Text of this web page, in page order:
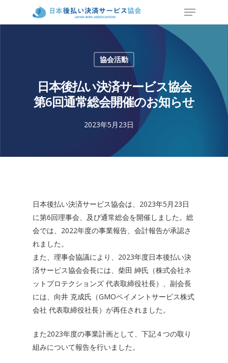
協会活動
日本後払い決済サービス協会
第6回通常総会開催のお知らせ
2023年5月23日
日本後払い決済サービス協会は、2023年5月23日
に第6回理事会、及び通常総会を開催しました。総
会では、2022年度の事業報告、会計報告が承認さ
れました。
また、理事会協議により、2023年度日本後払い決
済サービス協会会長には、柴田 紳氏（株式会社ネ
ットプロテクションズ 代表取締役社長）、副会長
には、向井 克成氏（GMOペイメントサービス株式
会社 代表取締役社長）が再任されました。
また2023年度の事業計画として、下記４つの取り
組みについて報告を行いました。